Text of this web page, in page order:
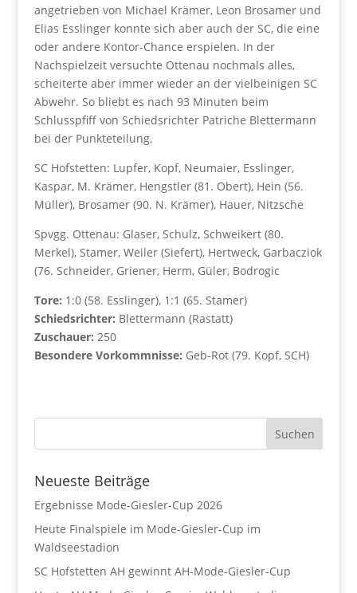
angetrieben von Michael Krämer, Leon Brosamer und
Elias Esslinger konnte sich aber auch der SC, die eine
oder andere Kontor-Chance erspielen. In der
Nachspielzeit versuchte Ottenau nochmals alles,
scheiterte aber immer wieder an der vielbeinigen SC
Abwehr. So bliebt es nach 93 Minuten beim
Schlusspfiff von Schiedsrichter Patriche Blettermann
bei der Punkteteilung.
SC Hofstetten: Lupfer, Kopf, Neumaier, Esslinger,
Kaspar, M. Krämer, Hengstler (81. Obert), Hein (56.
Müller), Brosamer (90. N. Krämer), Hauer, Nitzsche
Spvgg. Ottenau: Glaser, Schulz, Schweikert (80.
Merkel), Stamer, Weiler (Siefert), Hertweck, Garbacziok
(76. Schneider, Griener, Herm, Güler, Bodrogic
Tore: 1:0 (58. Esslinger), 1:1 (65. Stamer)
Schiedsrichter: Blettermann (Rastatt)
Zuschauer: 250
Besondere Vorkommnisse: Geb-Rot (79. Kopf, SCH)
Neueste Beiträge
Ergebnisse Mode-Giesler-Cup 2026
Heute Finalspiele im Mode-Giesler-Cup im
Waldseestadion
SC Hofstetten AH gewinnt AH-Mode-Giesler-Cup